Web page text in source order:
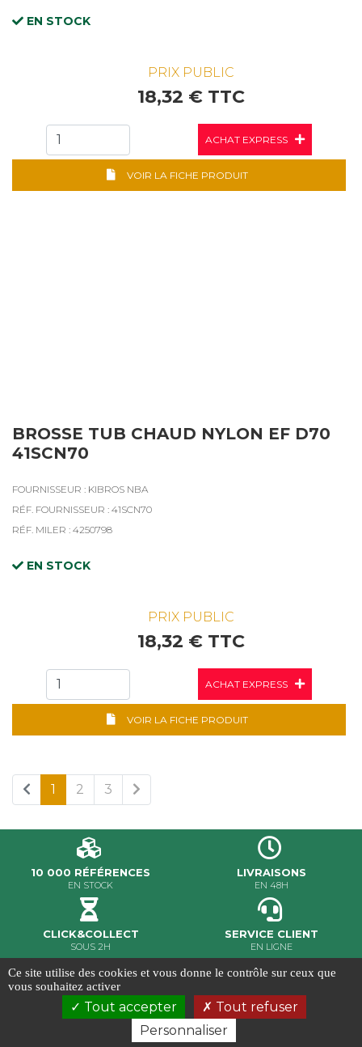
EN STOCK
PRIX PUBLIC
18,32 € TTC
ACHAT EXPRESS
VOIR LA FICHE PRODUIT
BROSSE TUB CHAUD NYLON EF D70
41SCN70
FOURNISSEUR : KIBROS NBA
RÉF. FOURNISSEUR : 41SCN70
RÉF. MILER : 4250798
EN STOCK
PRIX PUBLIC
18,32 € TTC
ACHAT EXPRESS
VOIR LA FICHE PRODUIT
1 2 3
10 000 RÉFÉRENCES
EN STOCK
LIVRAISONS
EN 48H
CLICK&COLLECT
SOUS 2H
SERVICE CLIENT
EN LIGNE
MILER ©2020 - Tous droits réservés
Conditions Générales de Vente-Gestion des cookies
Crédits et mentions légales
Conception & réalisation
Ab6net
Ce site utilise des cookies et vous donne le contrôle sur ceux que
vous souhaitez activer
Tout accepter
Tout refuser
Personnaliser